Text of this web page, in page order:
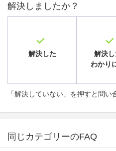
解決しましたか？
解決した
解決
わかり
「解決していない」を押すと問い
同じカテゴリーのFAQ